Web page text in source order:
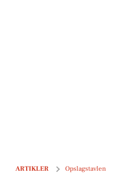
ARTIKLER Opslagstavlen
Nyt fra CARLSENS DYKKERCENTER A/S